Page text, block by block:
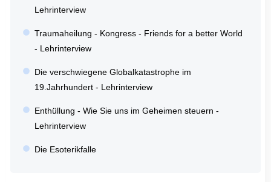
Lehrinterview
Traumaheilung - Kongress - Friends for a better World
- Lehrinterview
Die verschwiegene Globalkatastrophe im
19.Jahrhundert - Lehrinterview
Enthüllung - Wie Sie uns im Geheimen steuern -
Lehrinterview
Die Esoterikfalle